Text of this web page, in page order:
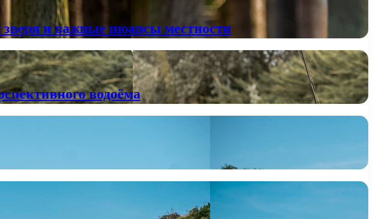
зверя и важные нюансы местности
водоёма